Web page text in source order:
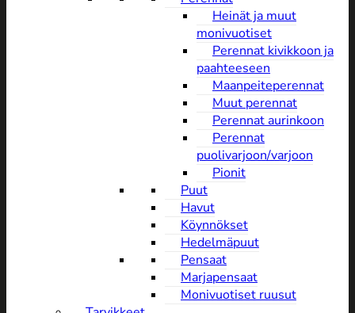
Heinät ja muut
monivuotiset
Perennat kivikkoon ja
paahteeseen
Maanpeiteperennat
Muut perennat
Perennat aurinkoon
Perennat
puolivarjoon/varjoon
Pionit
Puut
Havut
Köynnökset
Hedelmäpuut
Pensaat
Marjapensaat
Monivuotiset ruusut